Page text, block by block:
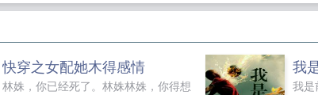
快穿之女配她木得感情
林姝，你已经死了。林姝林姝，你得想
我
我是